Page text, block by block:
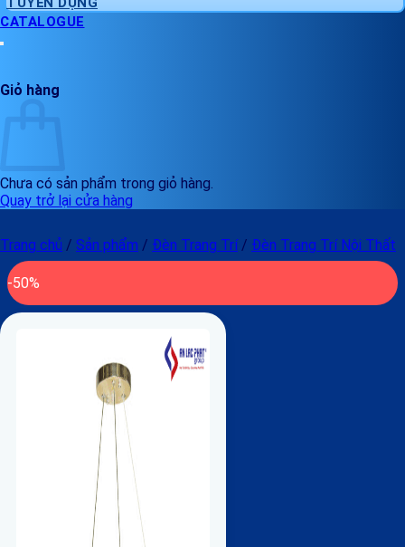
CATALOGUE
Giỏ hàng
Chưa có sản phẩm trong giỏ hàng.
Quay trở lại cửa hàng
Trang chủ / Sản phẩm / Đèn Trang Trí / Đèn Trang Trí Nội Thất
-50%